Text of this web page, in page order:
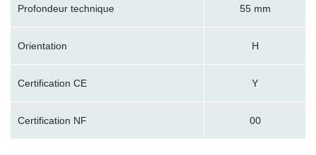
Profondeur technique 55 mm
Orientation H
Certification CE Y
Certification NF 00